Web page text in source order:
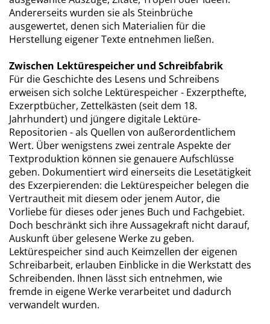
Andererseits wurden sie als Steinbrüche
ausgewertet, denen sich Materialien für die
Herstellung eigener Texte entnehmen ließen.
Zwischen Lektürespeicher und Schreibfabrik
Für die Geschichte des Lesens und Schreibens
erweisen sich solche Lektürespeicher - Exzerpthefte,
Exzerptbücher, Zettelkästen (seit dem 18.
Jahrhundert) und jüngere digitale Lektüre-
Repositorien - als Quellen von außerordentlichem
Wert. Über wenigstens zwei zentrale Aspekte der
Textproduktion können sie genauere Aufschlüsse
geben. Dokumentiert wird einerseits die Lesetätigkeit
des Exzerpierenden: die Lektürespeicher belegen die
Vertrautheit mit diesem oder jenem Autor, die
Vorliebe für dieses oder jenes Buch und Fachgebiet.
Doch beschränkt sich ihre Aussagekraft nicht darauf,
Auskunft über gelesene Werke zu geben.
Lektürespeicher sind auch Keimzellen der eigenen
Schreibarbeit, erlauben Einblicke in die Werkstatt des
Schreibenden. Ihnen lässt sich entnehmen, wie
fremde in eigene Werke verarbeitet und dadurch
verwandelt wurden.